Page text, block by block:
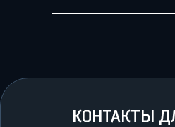
КОНТАКТЫ